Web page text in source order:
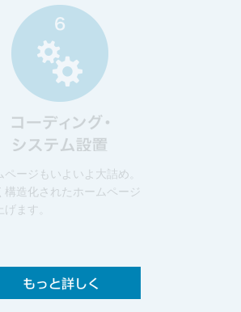
ページもいよいよ大詰め。
構造化されたホームページ
げます。